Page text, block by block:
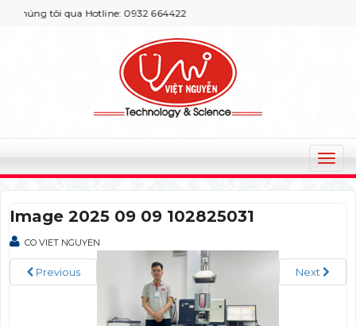
tôi qua Hotline: 0932 664422
T
o
n
a
Image 2025 09 09 102825031
CO VIET NGUYEN
Previous Next